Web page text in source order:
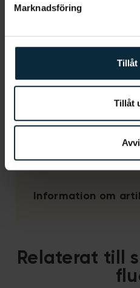
Marknadsföring
Tillåt
Tillåt
risken för att ditt barn
0,05 % fluorid med en
Vill du hellre bli
Information om
Relaterat till